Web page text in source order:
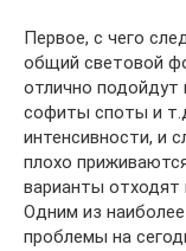
Первое, с чего
общий световой
отлично подойдут
софиты споты и
интенсивности, и
плохо
варианты отходят
Одним из
проблемы на